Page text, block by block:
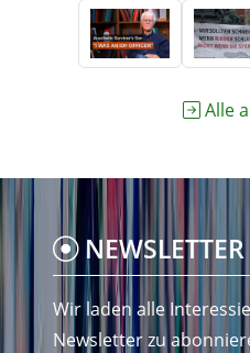
Alle
NEWSLETTER
Wir laden alle
Newsletter zu